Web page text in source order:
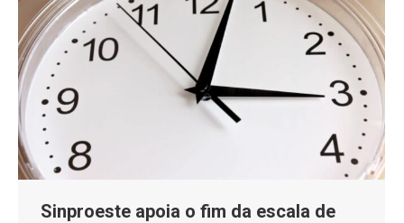
Sinproeste apoia o fim da escala de